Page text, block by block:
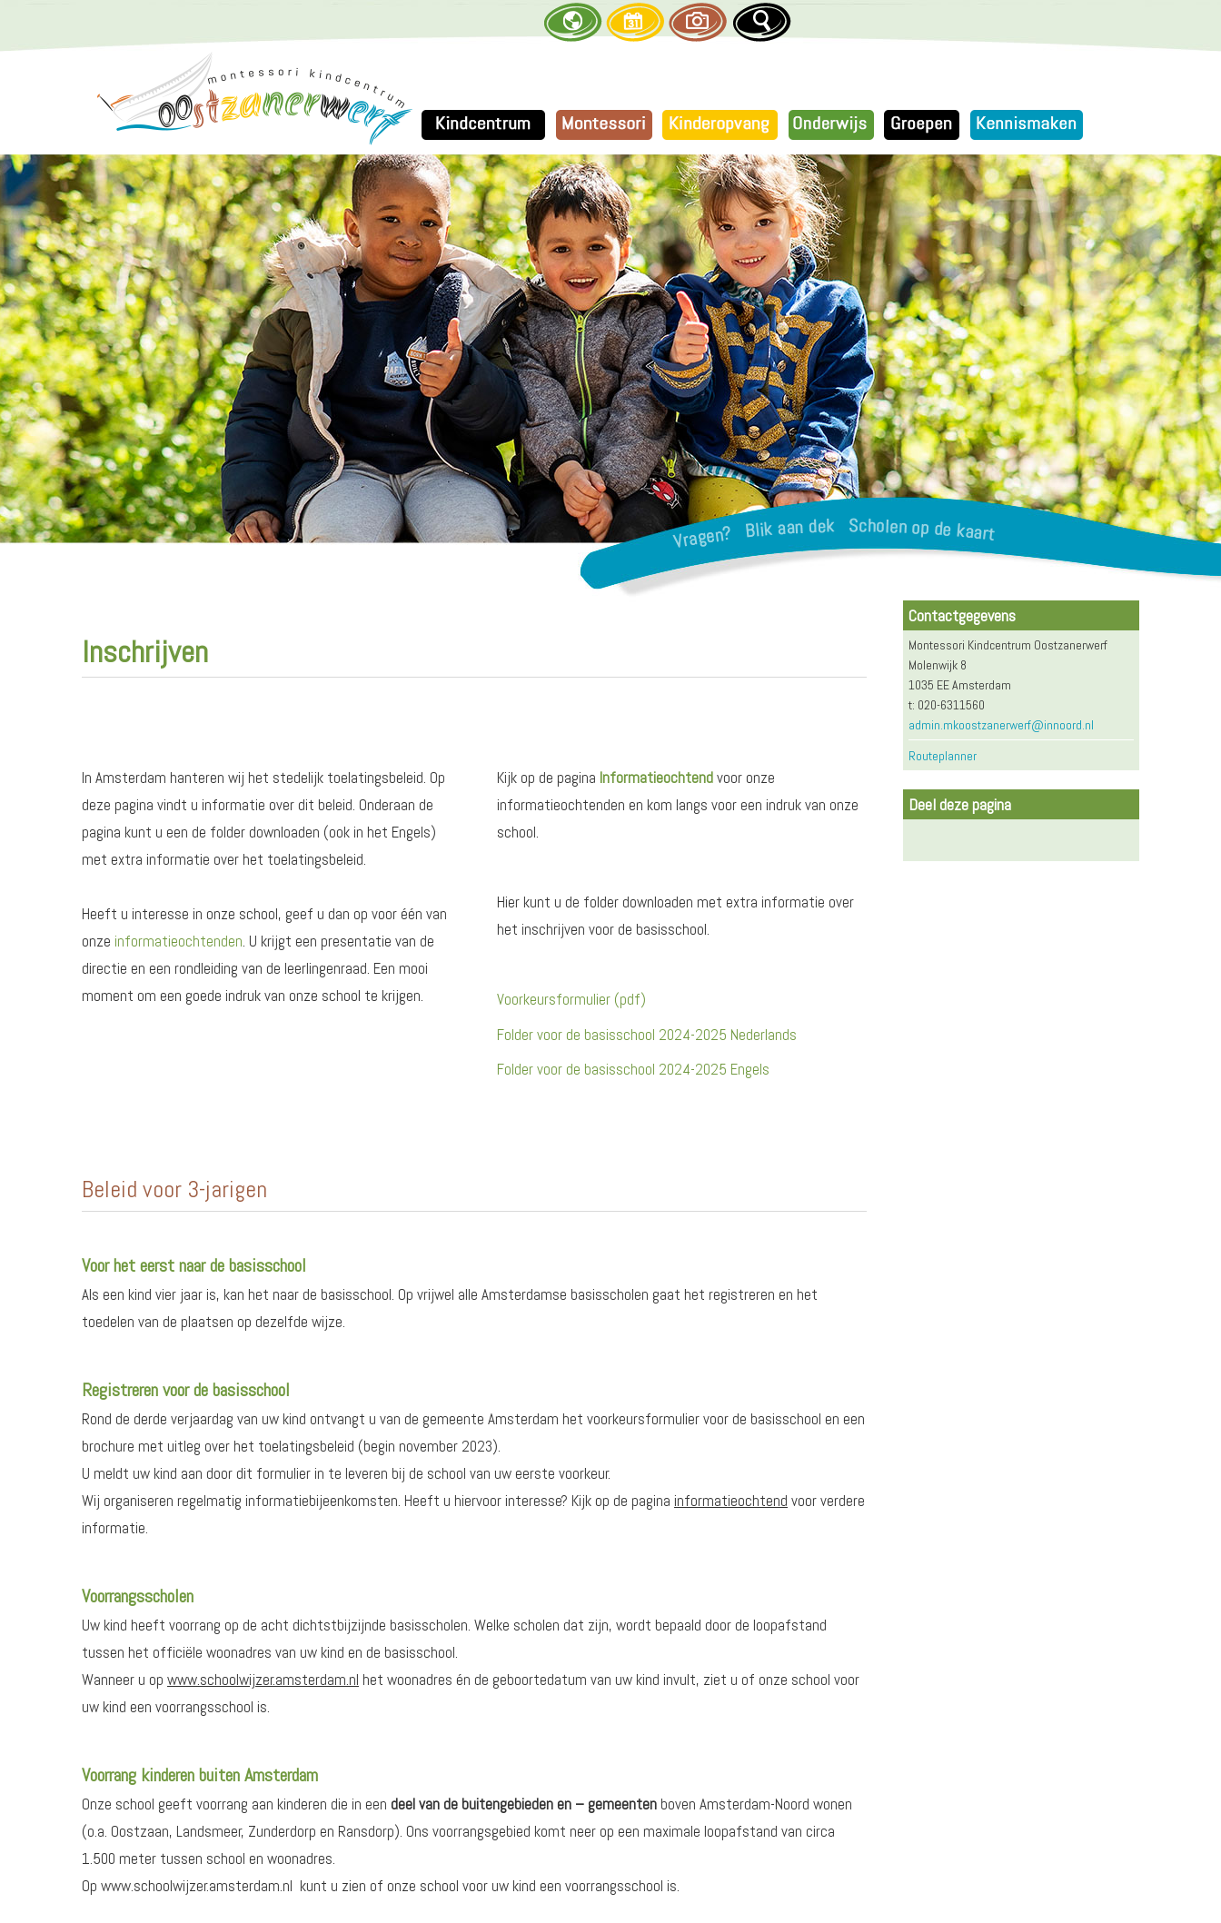
Inschrijven
In Amsterdam hanteren wij het stedelijk toelatingsbeleid. Op
deze pagina vindt u informatie over dit beleid. Onderaan de
pagina kunt u een de folder downloaden (ook in het Engels)
met extra informatie over het toelatingsbeleid.
Heeft u interesse in onze school, geef u dan op voor één van
onze informatieochtenden. U krijgt een presentatie van de
directie en een rondleiding van de leerlingenraad. Een mooi
moment om een goede indruk van onze school te krijgen.
Kijk op de pagina Informatieochtendvoor onze
informatieochtenden en kom langs voor een indruk van onze
school.
Hier kunt u de folder downloaden met extra informatie over
het inschrijven voor de basisschool.
Voorkeursformulier (pdf)
Folder voor de basisschool 2024-2025 Nederlands
Folder voor de basisschool 2024-2025 Engels
Beleid voor 3-jarigen
Voor het eerst naar de basisschool
Als een kind vier jaar is, kan het naar de basisschool. Op vrijwel alle Amsterdamse basisscholen gaat het registreren en het
toedelen van de plaatsen op dezelfde wijze.
Registreren voor de basisschool
Rond de derde verjaardag van uw kind ontvangt u van de gemeente Amsterdam het voorkeursformulier voor de basisschool en een
brochure met uitleg over het toelatingsbeleid (begin november 2023).
U meldt uw kind aan door dit formulier in te leveren bij de school van uw eerste voorkeur.
Wij organiseren regelmatig informatiebijeenkomsten. Heeft u hiervoor interesse? Kijk op de pagina informatieochtend voor verdere
informatie.
Voorrangsscholen
Uw kind heeft voorrang op de acht dichtstbijzijnde basisscholen. Welke scholen dat zijn, wordt bepaald door de loopafstand
tussen het officiële woonadres van uw kind en de basisschool.
Wanneer u op www.schoolwijzer.amsterdam.nl het woonadres én de geboortedatum van uw kind invult, ziet u of onze school voor
uw kind een voorrangsschool is.
Voorrang kinderen buiten Amsterdam
Onze school geeft voorrang aan kinderen die in een deel van de buitengebieden en – gemeenten boven Amsterdam-Noord wonen
(o.a. Oostzaan, Landsmeer, Zunderdorp en Ransdorp). Ons voorrangsgebied komt neer op een maximale loopafstand van circa
1.500 meter tussen school en woonadres.
Op www.schoolwijzer.amsterdam.nl kunt u zien of onze school voor uw kind een voorrangsschool is.
Contactgegevens
Montessori Kindcentrum Oostzanerwerf
Molenwijk 8
1035 EE Amsterdam
t: 020-6311560
admin.mkoostzanerwerf@innoord.nl
Routeplanner
Deel deze pagina